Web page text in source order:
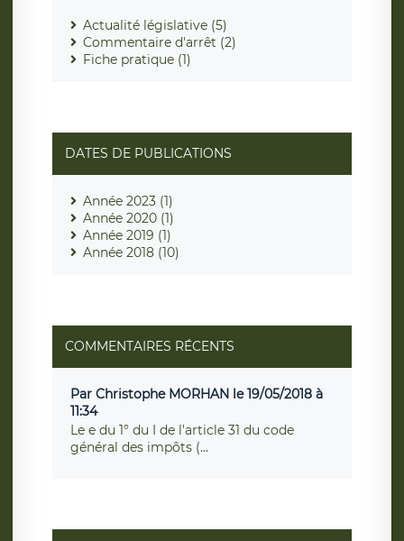
Actualité législative (5)
Commentaire d'arrêt (2)
Fiche pratique (1)
DATES DE PUBLICATIONS
Année 2023 (1)
Année 2020 (1)
Année 2019 (1)
Année 2018 (10)
COMMENTAIRES RÉCENTS
Par Christophe MORHAN le 19/05/2018 à
11:34
Le e du 1° du I de l'article 31 du code
général des impôts (...